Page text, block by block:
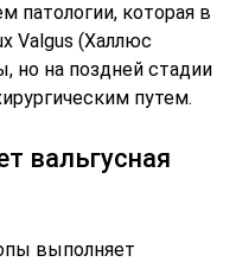
патологии, которая в
Valgus (Халлюс
но на поздней стадии
путем.
вальгусная
выполняет